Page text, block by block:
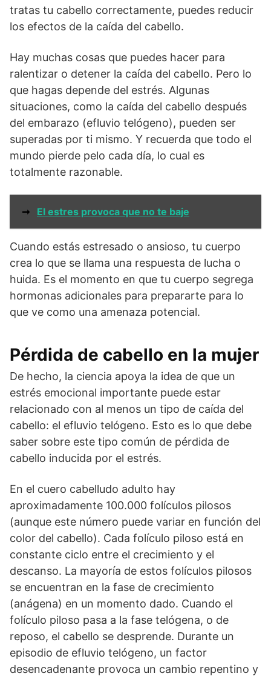
tratas tu cabello correctamente, puedes reducir
los efectos de la caída del cabello.
Hay muchas cosas que puedes hacer para
ralentizar o detener la caída del cabello. Pero lo
que hagas depende del estrés. Algunas
situaciones, como la caída del cabello después
del embarazo (efluvio telógeno), pueden ser
superadas por ti mismo. Y recuerda que todo el
mundo pierde pelo cada día, lo cual es
totalmente razonable.
➞ El estres provoca que no te baje
Cuando estás estresado o ansioso, tu cuerpo
crea lo que se llama una respuesta de lucha o
huida. Es el momento en que tu cuerpo segrega
hormonas adicionales para prepararte para lo
que ve como una amenaza potencial.
Pérdida de cabello en la mujer
De hecho, la ciencia apoya la idea de que un
estrés emocional importante puede estar
relacionado con al menos un tipo de caída del
cabello: el efluvio telógeno. Esto es lo que debe
saber sobre este tipo común de pérdida de
cabello inducida por el estrés.
En el cuero cabelludo adulto hay
aproximadamente 100.000 folículos pilosos
(aunque este número puede variar en función del
color del cabello). Cada folículo piloso está en
constante ciclo entre el crecimiento y el
descanso. La mayoría de estos folículos pilosos
se encuentran en la fase de crecimiento
(anágena) en un momento dado. Cuando el
folículo piloso pasa a la fase telógena, o de
reposo, el cabello se desprende. Durante un
episodio de efluvio telógeno, un factor
desencadenante provoca un cambio repentino y